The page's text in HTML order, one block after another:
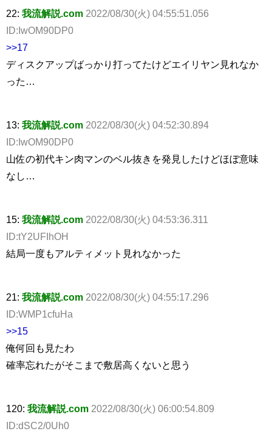
22: 我流解説.com 2022/08/30(火) 04:55:51.056
ID:IwOM90DP0
>>17
ディスクアップばっかり打ってたけどエイリヤン見れなか
った…
13: 我流解説.com 2022/08/30(火) 04:52:30.894
ID:IwOM90DP0
山佐の初代キン肉マンのベル抜きを発見したけどほぼ意味
なし…
15: 我流解説.com 2022/08/30(火) 04:53:36.311
ID:tY2UFIhOH
結局一度もアルティメット見れなかった
21: 我流解説.com 2022/08/30(火) 04:55:17.296
ID:WMP1cfuHa
>>15
俺何回も見たわ
確率忘れたがそこまで敷居高くないと思う
120: 我流解説.com 2022/08/30(火) 06:00:54.809
ID:dSC2/0Uh0